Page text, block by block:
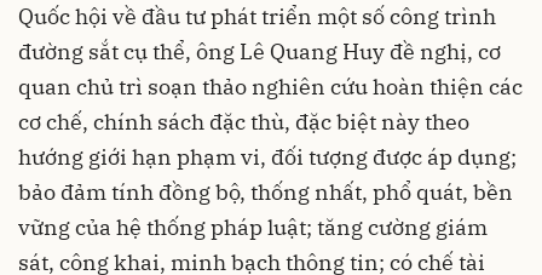
Quốc hội về đầu tư phát triển một số công trình
đường sắt cụ thể, ông Lê Quang Huy đề nghị, cơ
quan chủ trì soạn thảo nghiên cứu hoàn thiện các
cơ chế, chính sách đặc thù, đặc biệt này theo
hướng giới hạn phạm vi, đối tượng được áp dụng;
bảo đảm tính đồng bộ, thống nhất, phổ quát, bền
vững của hệ thống pháp luật; tăng cường giám
sát, công khai, minh bạch thông tin; có chế tài